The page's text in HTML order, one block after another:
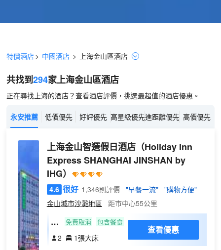
特價酒店> 中國酒店 > 上海金山區酒店
共找到294家上海金山區酒店
正在尋找上海的酒店？查看酒店評價，挑選最超值的酒店優惠。
永安推薦 低價優先 好評優先 高星級優先進距離優先 高價優先
上海金山智選假日酒店（Holiday Inn
Express SHANGHAI JINSHAN by
IHG）
4.6 很好 1,346則評價 "早餐一流"
"購物方便"
金山城市沙灘地區
距市中心55公里
標
準
免費取消 包含餐食
2 1張大床
查看優惠